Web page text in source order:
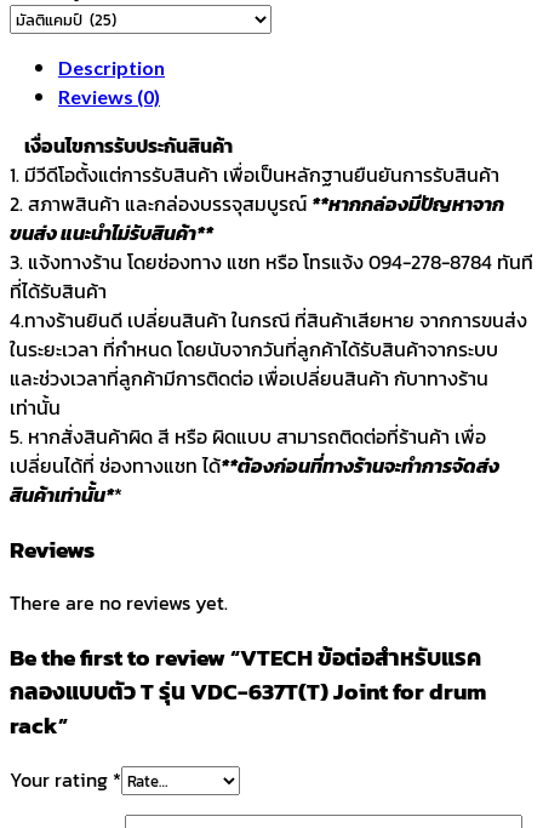
Description
Reviews (0)
เงื่อนไขการรับประกันสินค้า
1. มีวีดีโอตั้งแต่การรับสินค้า เพื่อเป็นหลักฐานยืนยันการรับสินค้า
2. สภาพสินค้า และกล่องบรรจุสมบูรณ์ **หากกล่องมีปัญหาจาก
ขนส่ง แนะนำไม่รับสินค้า**
3. แจ้งทางร้าน โดยช่องทาง แชท หรือ โทรแจ้ง 094-278-8784 ทันที
ที่ได้รับสินค้า
4.ทางร้านยินดี เปลี่ยนสินค้า ในกรณี ที่สินค้าเสียหาย จากการขนส่ง
ในระยะเวลา ที่กำหนด โดยนับจากวันที่ลูกค้าได้รับสินค้าจากระบบ
และช่วงเวลาที่ลูกค้ามีการติดต่อ เพื่อเปลี่ยนสินค้า กับาทางร้าน
เท่านั้น
5. หากสั่งสินค้าผิด สี หรือ ผิดแบบ สามารถติดต่อที่ร้านค้า เพื่อ
เปลี่ยนได้ที่ ช่องทางแชท ได้**ต้องก่อนที่ทางร้านจะทำการจัดส่ง
สินค้าเท่านั้น**
Reviews
There are no reviews yet.
Be the first to review “VTECH ข้อต่อสำหรับแรค
กลองแบบตัว T รุ่น VDC-637T(T) Joint for drum
rack”
Your rating *